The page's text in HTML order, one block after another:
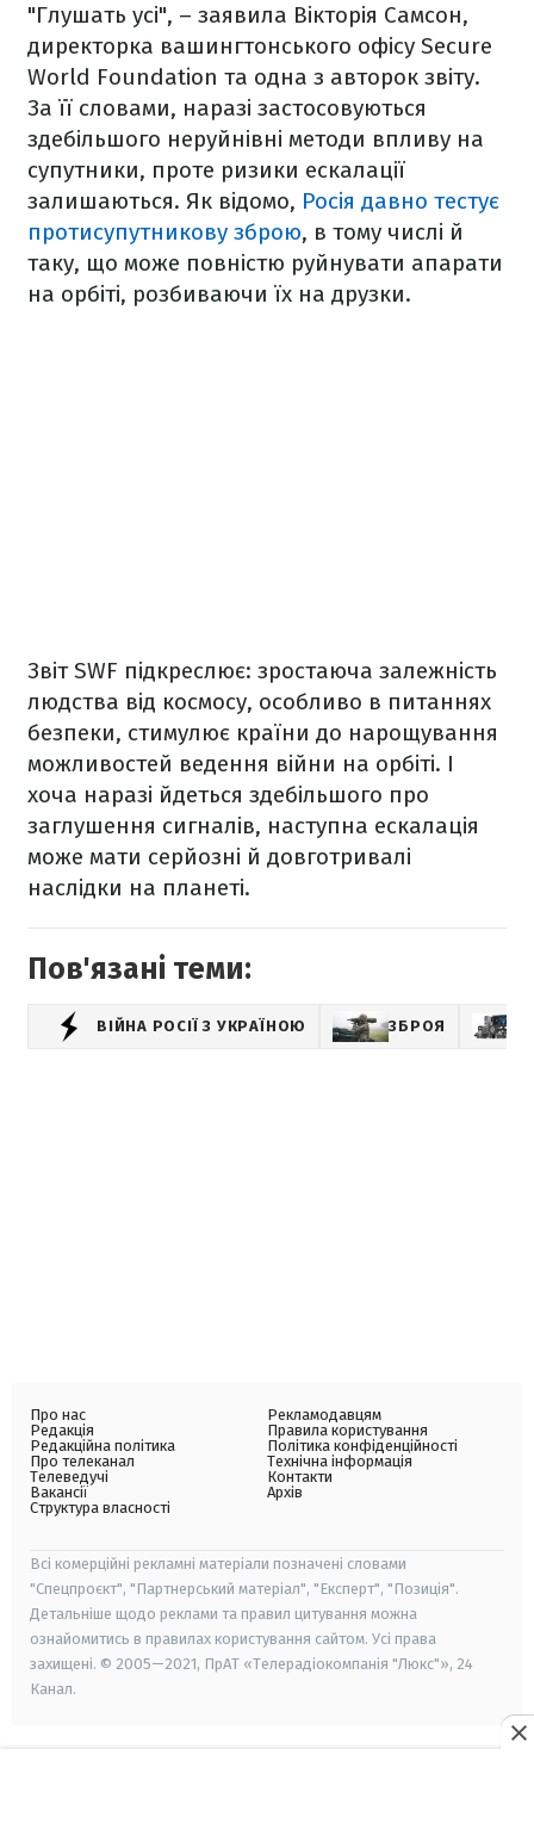
"Глушать усі", – заявила Вікторія Самсон,
директорка вашингтонського офісу Secure
World Foundation та одна з авторок звіту.
За її словами, наразі застосовуються
здебільшого неруйнівні методи впливу на
супутники, проте ризики ескалації
залишаються. Як відомо, Росія давно тестує
протисупутникову зброю, в тому числі й
таку, що може повністю руйнувати апарати
на орбіті, розбиваючи їх на друзки.
Звіт SWF підкреслює: зростаюча залежність
людства від космосу, особливо в питаннях
безпеки, стимулює країни до нарощування
можливостей ведення війни на орбіті. І
хоча наразі йдеться здебільшого про
заглушення сигналів, наступна ескалація
може мати серйозні й довготривалі
наслідки на планеті.
Пов'язані теми:
ВІЙНА РОСІЇ З УКРАЇНОЮ ЗБРОЯ
Про нас
Редакція
Редакційна політика
Про телеканал
Телеведучі
Вакансії
Структура власності
Рекламодавцям
Правила користування
Політика конфіденційності
Технічна інформація
Контакти
Архів
Всі комерційні рекламні матеріали позначені словами
"Спецпроєкт", "Партнерський матеріал", "Експерт", "Позиція".
Детальніше щодо реклами та правил цитування можна
ознайомитись в правилах користування сайтом. Усі права
захищені. © 2005—2021, ПрАТ «Телерадіокомпанія "Люкс"», 24
Канал.